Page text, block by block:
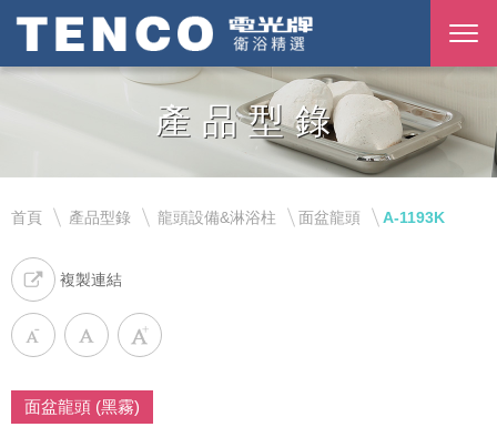
產品型錄
首頁 產品型錄 龍頭設備&淋浴柱 面盆龍頭 A-1193K
複製連結
面盆龍頭 (黑霧)